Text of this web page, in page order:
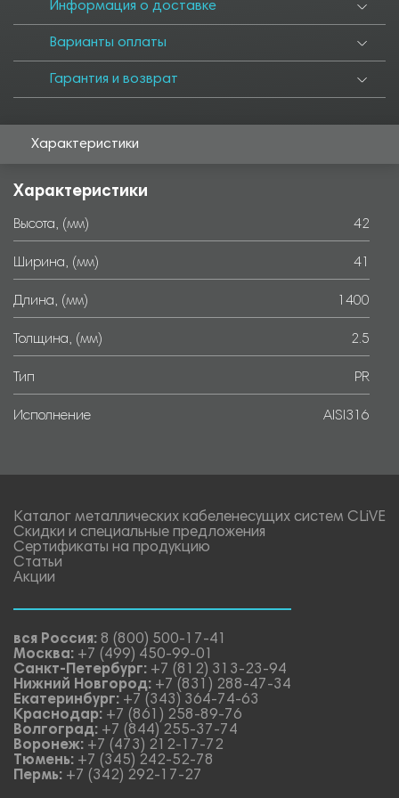
Информация о доставке
Варианты оплаты
Гарантия и возврат
Характеристики
Характеристики
Высота, (мм) 42
Ширина, (мм) 41
Длина, (мм) 1400
Толщина, (мм) 2.5
Тип PR
Исполнение AISI316
Каталог металлических кабеленесущих систем CLiVE
Скидки и специальные предложения
Сертификаты на продукцию
Статьи
Акции
вся Россия: 8 (800) 500-17-41
Москва: +7 (499) 450-99-01
Санкт-Петербург: +7 (812) 313-23-94
Нижний Новгород: +7 (831) 288-47-34
Екатеринбург: +7 (343) 364-74-63
Краснодар: +7 (861) 258-89-76
Волгоград: +7 (844) 255-37-74
Воронеж: +7 (473) 212-17-72
Тюмень: +7 (345) 242-52-78
Пермь: +7 (342) 292-17-27